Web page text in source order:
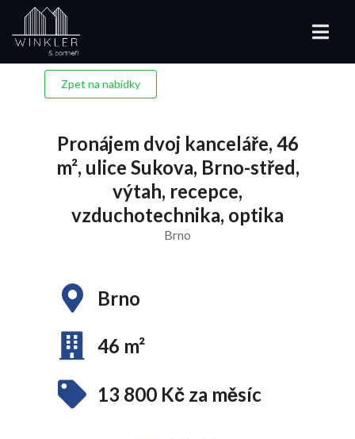
Zpet na nabídky
Pronájem dvoj kanceláře, 46
m², ulice Sukova, Brno-střed,
výtah, recepce,
vzduchotechnika, optika
Brno
Brno
46 m²
13 800 Kč za měsíc